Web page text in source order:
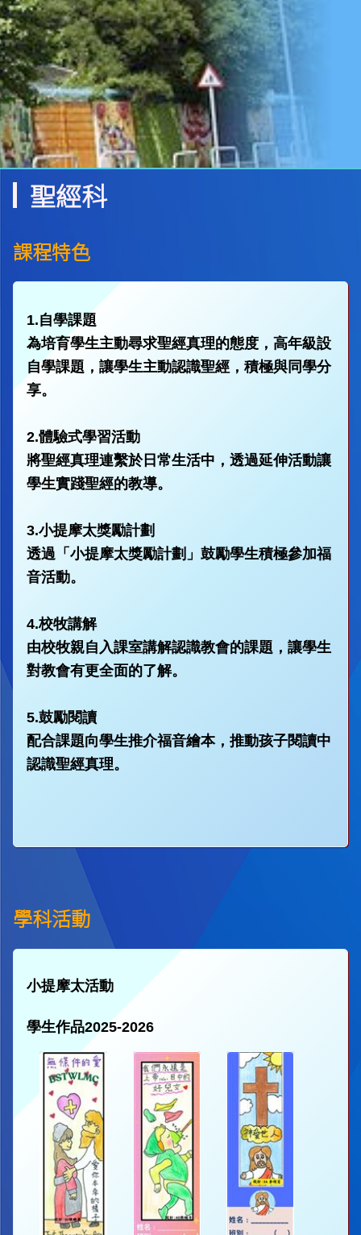
聖經科
課程特色
1.自學課題
為培育學生主動尋求聖經真理的態度，高年級設
自學課題，讓學生主動認識聖經，積極與同學分
享。
2.體驗式學習活動
將聖經真理連繫於日常生活中，透過延伸活動讓
學生實踐聖經的教導。
3.小提摩太獎勵計劃
透過「小提摩太獎勵計劃」鼓勵學生積極參加福
音活動。
4.校牧講解
由校牧親自入課室講解認識教會的課題，讓學生
對教會有更全面的了解。
5.鼓勵閱讀
配合課題向學生推介福音繪本，推動孩子閱讀中
認識聖經真理。
學科活動
小提摩太活動
學生作品2025-2026